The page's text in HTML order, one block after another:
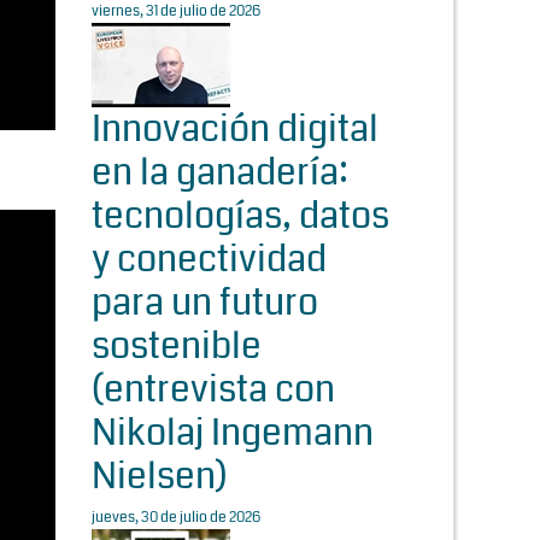
viernes, 31 de julio de 2026
Innovación digital
en la ganadería:
tecnologías, datos
y conectividad
para un futuro
sostenible
(entrevista con
Nikolaj Ingemann
Nielsen)
jueves, 30 de julio de 2026